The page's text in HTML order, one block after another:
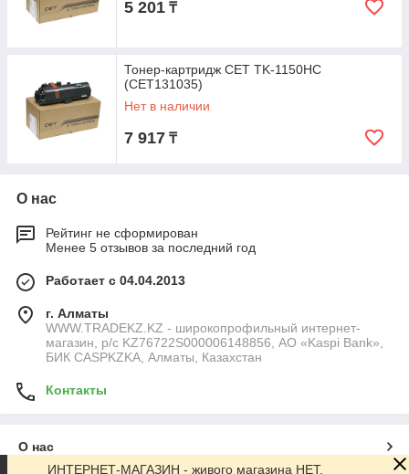
5 201 ₸
Тонер-картридж CET TK-1150HC
(CET131035)
Нет в наличии
7 917 ₸
О нас
Рейтинг не сформирован
Менее 5 отзывов за последний год
Работает с 04.04.2013
г. Алматы
WWW.TRADEKZ.KZ - широкопрофильный интернет-
магазин, р/с KZ76722S000006148856, АО «Kaspi Bank»,
БИК CASPKZKA, Алматы, Казахстан
Контакты
О нас
ИНТЕРНЕТ-МАГАЗИН - живого магазина НЕТ.